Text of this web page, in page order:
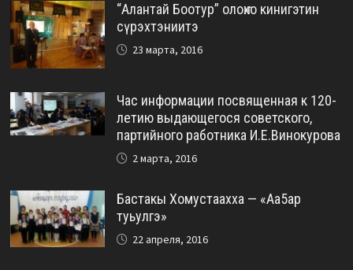
“Алантай Боотур” олоҥхо кинигэтин
сүрэхтэниитэ
23 марта, 2016
Час информации посвященная к 120-
летию выдающегося советского,
партийного работника И.Е.Винокурова
2 марта, 2016
Бастакы Хомустаахха — «Аа5ар
туьулгэ»
22 апреля, 2016